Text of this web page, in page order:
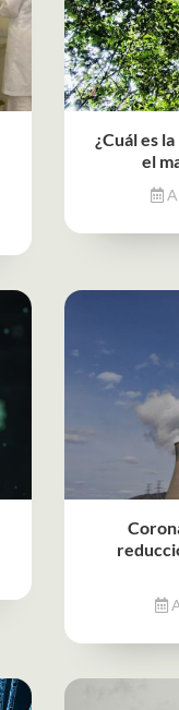
¿Cuál es
el